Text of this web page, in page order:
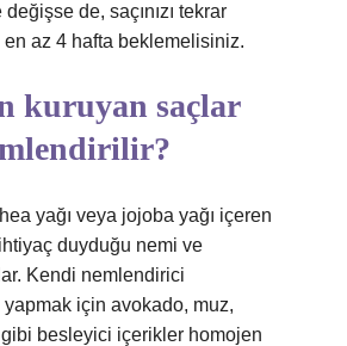
değişse de, saçınızı tekrar
en az 4 hafta beklemelisiniz.
kuruyan saçlar
yağı veya jojoba yağı içeren
duyduğu nemi ve
Kendi nemlendirici
için avokado, muz,
besleyici içerikler homojen